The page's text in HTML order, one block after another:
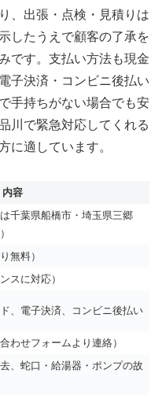
、出張・点検・見積りは
したうえで顧客の了承を
です。支払い方法も現金
子決済・コンビニ後払い
手持ちがない場合でも安
川で緊急対応してくれる
に適しています。
内容
千葉県船橋市・埼玉県三郷
無料）
スに対応）
、電子決済、コンビニ後払い
わせフォームより連絡）
、蛇口・給湯器・ポンプの故